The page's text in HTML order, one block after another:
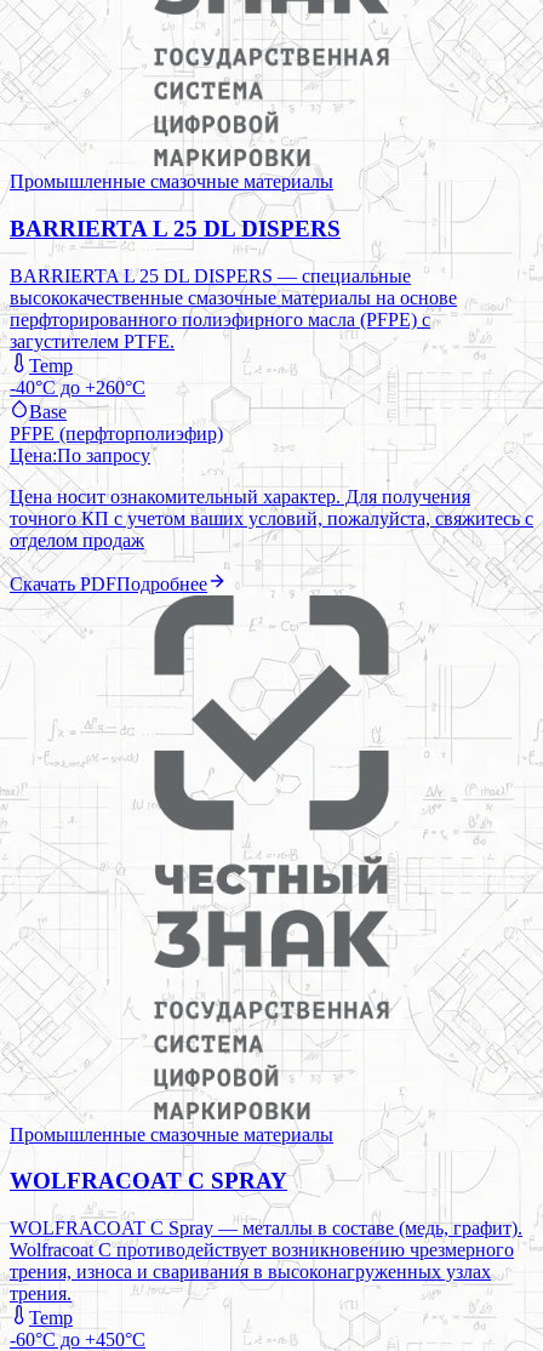
Промышленные смазочные материалы
BARRIERTA L 25 DL DISPERS
BARRIERTA L 25 DL DISPERS — специальные
высококачественные смазочные материалы на основе
перфторированного полиэфирного масла (PFPE) с
загустителем PTFE.
Temp
-40°C до +260°C
Base
PFPE (перфторполиэфир)
Цена:По запросу
Цена носит ознакомительный характер. Для получения
точного КП с учетом ваших условий, пожалуйста, свяжитесь с
отделом продаж
Скачать PDFПодробнее
Промышленные смазочные материалы
WOLFRACOAT C SPRAY
WOLFRACOAT C Spray — металлы в составе (медь, графит).
Wolfracoat C противодействует возникновению чрезмерного
трения, износа и сваривания в высоконагруженных узлах
трения.
Temp
-60°C до +450°C